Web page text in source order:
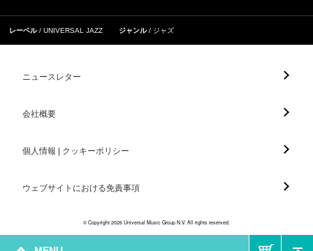
レーベル UNIVERSAL JAZZ ジャンル ジャズ
ニュースレター
会社概要
個人情報 | クッキーポリシー
ウェブサイトにおける免責事項
© Copyright 2026 Universal Music Group N.V. All rights reserved.